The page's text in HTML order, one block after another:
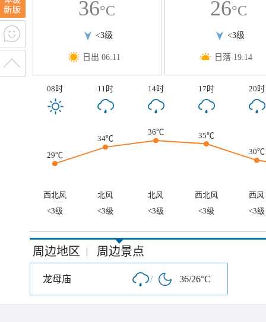
36°C
<3级
日出 06:11
26°C
<3级
日落 19:14
08时 11时 14时 17时 20时
29℃
34℃
36℃
35℃
30℃
西北风 北风 北风 西北风
西风
<3级
<3级 <3级 <3级 <3级
周边地区 | 周边景点
龙母庙 / 36/26°C